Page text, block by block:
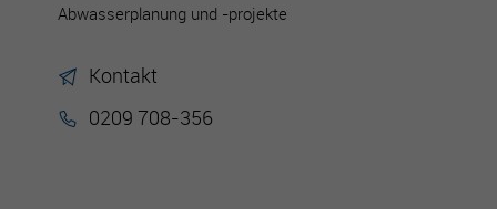
Abwasserplanung und -projekte
Kontakt
0209 708-356